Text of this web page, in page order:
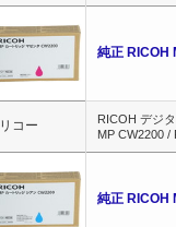
純正 RICOH
リコー
RICOH デジ
MP CW2200 /
純正 RICOH